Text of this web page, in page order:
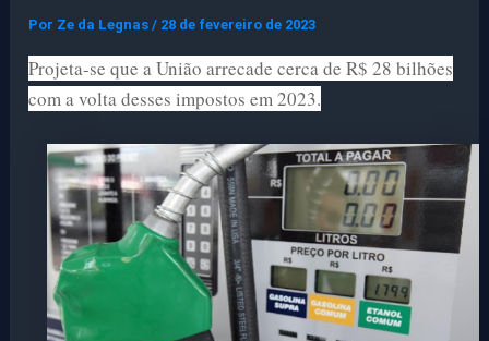
Por Ze da Legnas/ 28 de fevereiro de 2023
Projeta-se que a União arrecade cerca de R$ 28 bilhões
com a volta desses impostos em 2023.